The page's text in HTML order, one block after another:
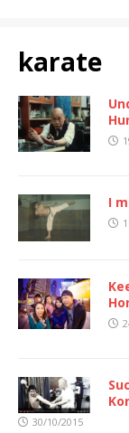
karate
I
30/10/2015